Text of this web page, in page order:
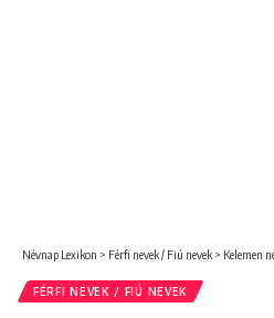
Névnap Lexikon > Férfi nevek / Fiú nevek > Kelemen
FÉRFI NEVEK / FIÚ NEVEK